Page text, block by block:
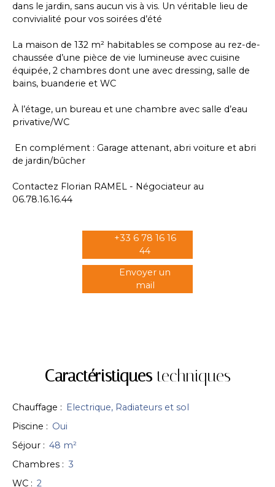
dans le jardin, sans aucun vis à vis. Un véritable lieu de
convivialité pour vos soirées d’été
La maison de 132 m² habitables se compose au rez-de-
chaussée d’une pièce de vie lumineuse avec cuisine
équipée, 2 chambres dont une avec dressing, salle de
bains, buanderie et WC
À l’étage, un bureau et une chambre avec salle d’eau
privative/WC
En complément : Garage attenant, abri voiture et abri
de jardin/bûcher
Contactez Florian RAMEL - Négociateur au
06.78.16.16.44
+33 6 78 16 16
44
Envoyer un
mail
Caractéristiquestechniques
Chauffage : Electrique, Radiateurs et sol
Piscine : Oui
Séjour : 48 m²
Chambres : 3
WC : 2